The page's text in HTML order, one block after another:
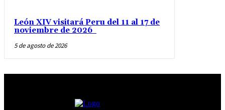
León XIV visitará Peru del 11 al 17 de
noviembre de 2026
5 de agosto de 2026